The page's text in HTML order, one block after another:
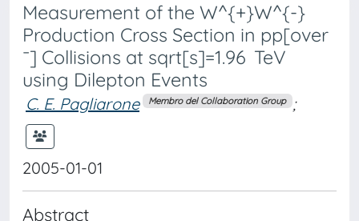
Measurement of the W^{+}W^{-}
Production Cross Section in pp[over
¯] Collisions at sqrt[s]=1.96 TeV
using Dilepton Events
C. E. Pagliarone Membro del Collaboration Group ;
2005-01-01
Abstract